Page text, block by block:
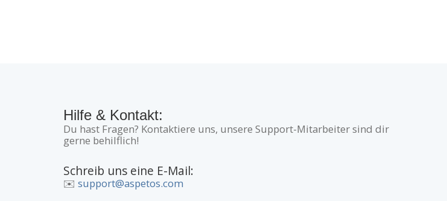
Hilfe & Kontakt:
Du hast Fragen? Kontaktiere uns, unsere Support-Mitarbeiter sind dir
gerne behilflich!
Schreib uns eine E-Mail:
✉️ support@aspetos.com